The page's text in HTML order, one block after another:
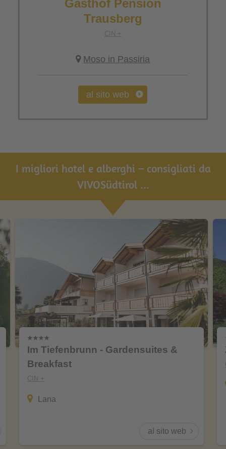
Gasthof Pension
Trausberg
CIN +
Moso in Passiria
al sito web
I migliori hotel e alberghi – consigliati da
VIVOSüdtirol ...
Im Tiefenbrunn - Gardensuites &
Breakfast
CIN +
Lana
al sito web